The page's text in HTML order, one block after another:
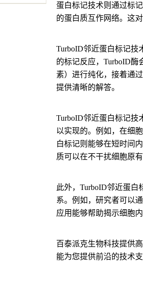
蛋白标记技术则通过标
的蛋白质互作网络。这
TurboID邻近蛋白标记技
的标记反应，TurboID
素）进行纯化，接着通
提供清晰的解答。
TurboID邻近蛋白标记技
以实现的。例如，在细
白标记则能够在短时间
质可以在不干扰细胞原
此外，TurboID邻近蛋
系。例如，研究者可以
应用能够帮助揭示细胞
百泰派克生物科技提供
能为您提供前沿的技术